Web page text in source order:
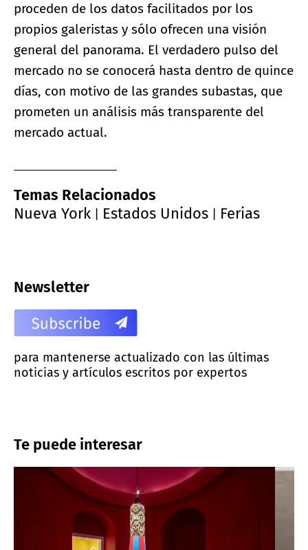
proceden de los datos facilitados por los
propios galeristas y sólo ofrecen una visión
general del panorama. El verdadero pulso del
mercado no se conocerá hasta dentro de quince
días, con motivo de las grandes subastas, que
prometen un análisis más transparente del
mercado actual.
Temas Relacionados
Nueva York
Estados Unidos Ferias
Newsletter
para mantenerse actualizado con las últimas
noticias y artículos escritos por expertos
Te puede interesar